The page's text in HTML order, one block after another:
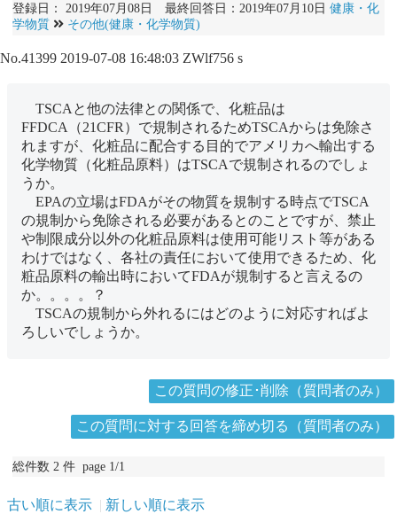
登録日： 2019年07月08日 最終回答日：2019年07月10日 健康・化
学物質
その他(健康・化学物質)
No.41399 2019-07-08 16:48:03 ZWlf756 s
TSCAと他の法律との関係で、化粧品は
FFDCA（21CFR）で規制されるためTSCAからは免除さ
れますが、化粧品に配合する目的でアメリカへ輸出する
化学物質（化粧品原料）はTSCAで規制されるのでしょ
うか。
EPAの立場はFDAがその物質を規制する時点でTSCA
の規制から免除される必要があるとのことですが、禁止
や制限成分以外の化粧品原料は使用可能リスト等がある
わけではなく、各社の責任において使用できるため、化
粧品原料の輸出時においてFDAが規制すると言えるの
か。。。。？
TSCAの規制から外れるにはどのように対応すればよ
ろしいでしょうか。
この質問の修正･削除（質問者のみ）
この質問に対する回答を締め切る（質問者のみ）
総件数 2 件 page 1/1
古い順に表示 新しい順に表示